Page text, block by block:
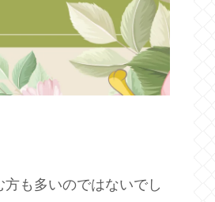
も多いのではないでし